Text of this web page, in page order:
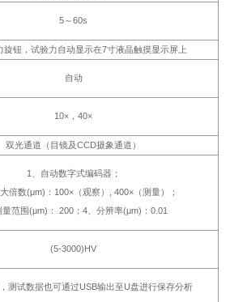
5～60s
旋钮，试验力自动显示在7寸液晶触摸显示屏上
自动
10×，40×
双光通道（目镜及CCD摄象通道）
1、自动数字式编码器；
倍数(μm)：100×（观察）, 400×（测量）；
量范围(μm)： 200；4、分辨率(μm)：0.01
(5-3000)HV
测试数据也可通过USB输出至U盘进行保存分析